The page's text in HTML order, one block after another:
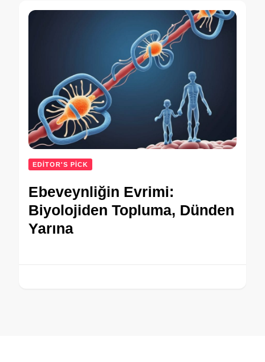
EDITOR'S PICK
Ebeveynliğin Evrimi:
Biyolojiden Topluma, Dünden
Yarına